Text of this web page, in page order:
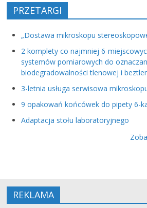
PRZETARGI
„Dostawa mikroskopu
2 komplety co najmniej 6-
systemów pomiarowych do
biodegradowalności tlenowej i
3-letnia usługa serwisowa
9 opakowań końcówek do pipety 6-
Adaptacja stołu laboratoryjnego
REKLAMA